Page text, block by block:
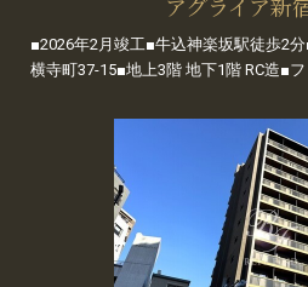
アグライア新
■2026年2月竣工■牛込神楽坂駅徒歩2
横寺町37-15■地上3階 地下1階 RC造■